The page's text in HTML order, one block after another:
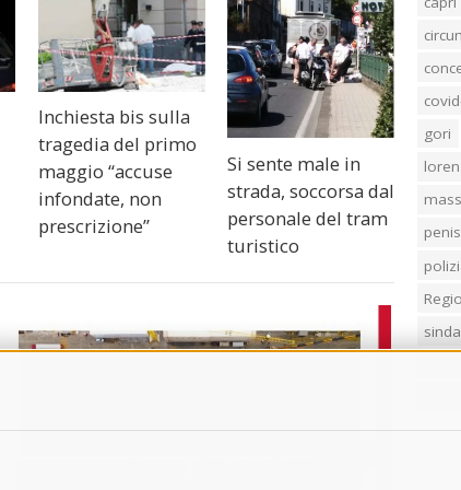
Inchiesta bis sulla
tragedia del primo
maggio “accuse
infondate, non
prescrizione”
Si sente male in
strada, soccorsa dal
personale del tram
turistico
gori